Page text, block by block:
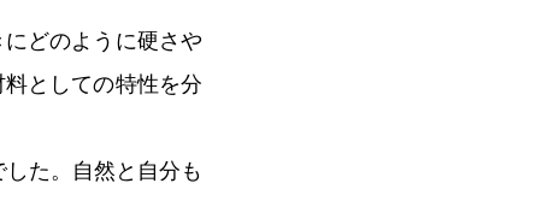
どのように硬さや
としての特性を分
た。自然と自分も